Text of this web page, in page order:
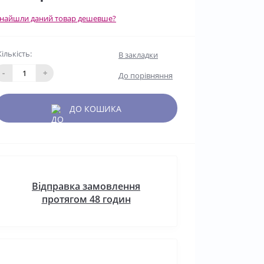
даний товар дешевше?
-
+
В закладки
До порівняння
ДО КОШИКА
Відправка замовлення
протягом 48 годин